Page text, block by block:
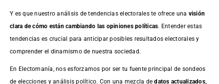
Y es que nuestro análisis de tendencias electorales te ofrece una visión
clara de cómo están cambiando las opiniones políticas. Entender estas
tendencias es crucial para anticipar posibles resultados electorales y
comprender el dinamismo de nuestra sociedad.
En Electomanía, nos esforzamos por ser tu fuente principal de sondeos
de elecciones y análisis político. Con una mezcla dedatos actualizados,